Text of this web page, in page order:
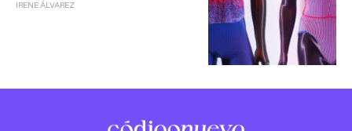
IRENE ÁLVAREZ